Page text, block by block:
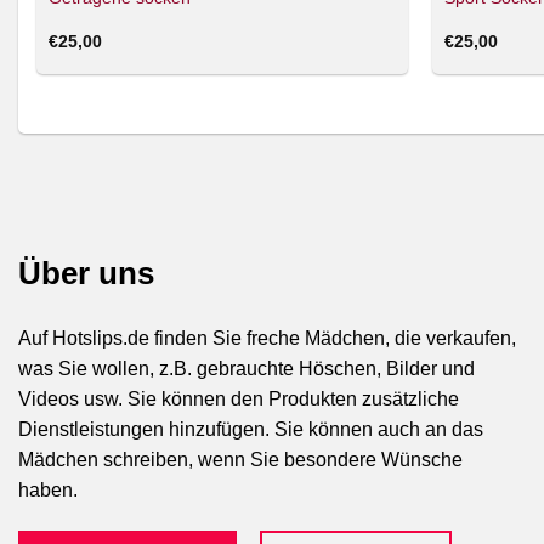
€25,00 €25,00
Über uns
Auf Hotslips.de finden Sie freche Mädchen, die verkaufen,
was Sie wollen, z.B. gebrauchte Höschen, Bilder und
Videos usw. Sie können den Produkten zusätzliche
Dienstleistungen hinzufügen. Sie können auch an das
Mädchen schreiben, wenn Sie besondere Wünsche
haben.